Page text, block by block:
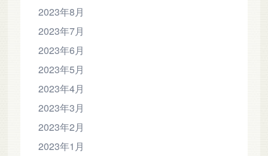
2023年8月
2023年7月
2023年6月
2023年5月
2023年4月
2023年3月
2023年2月
2023年1月